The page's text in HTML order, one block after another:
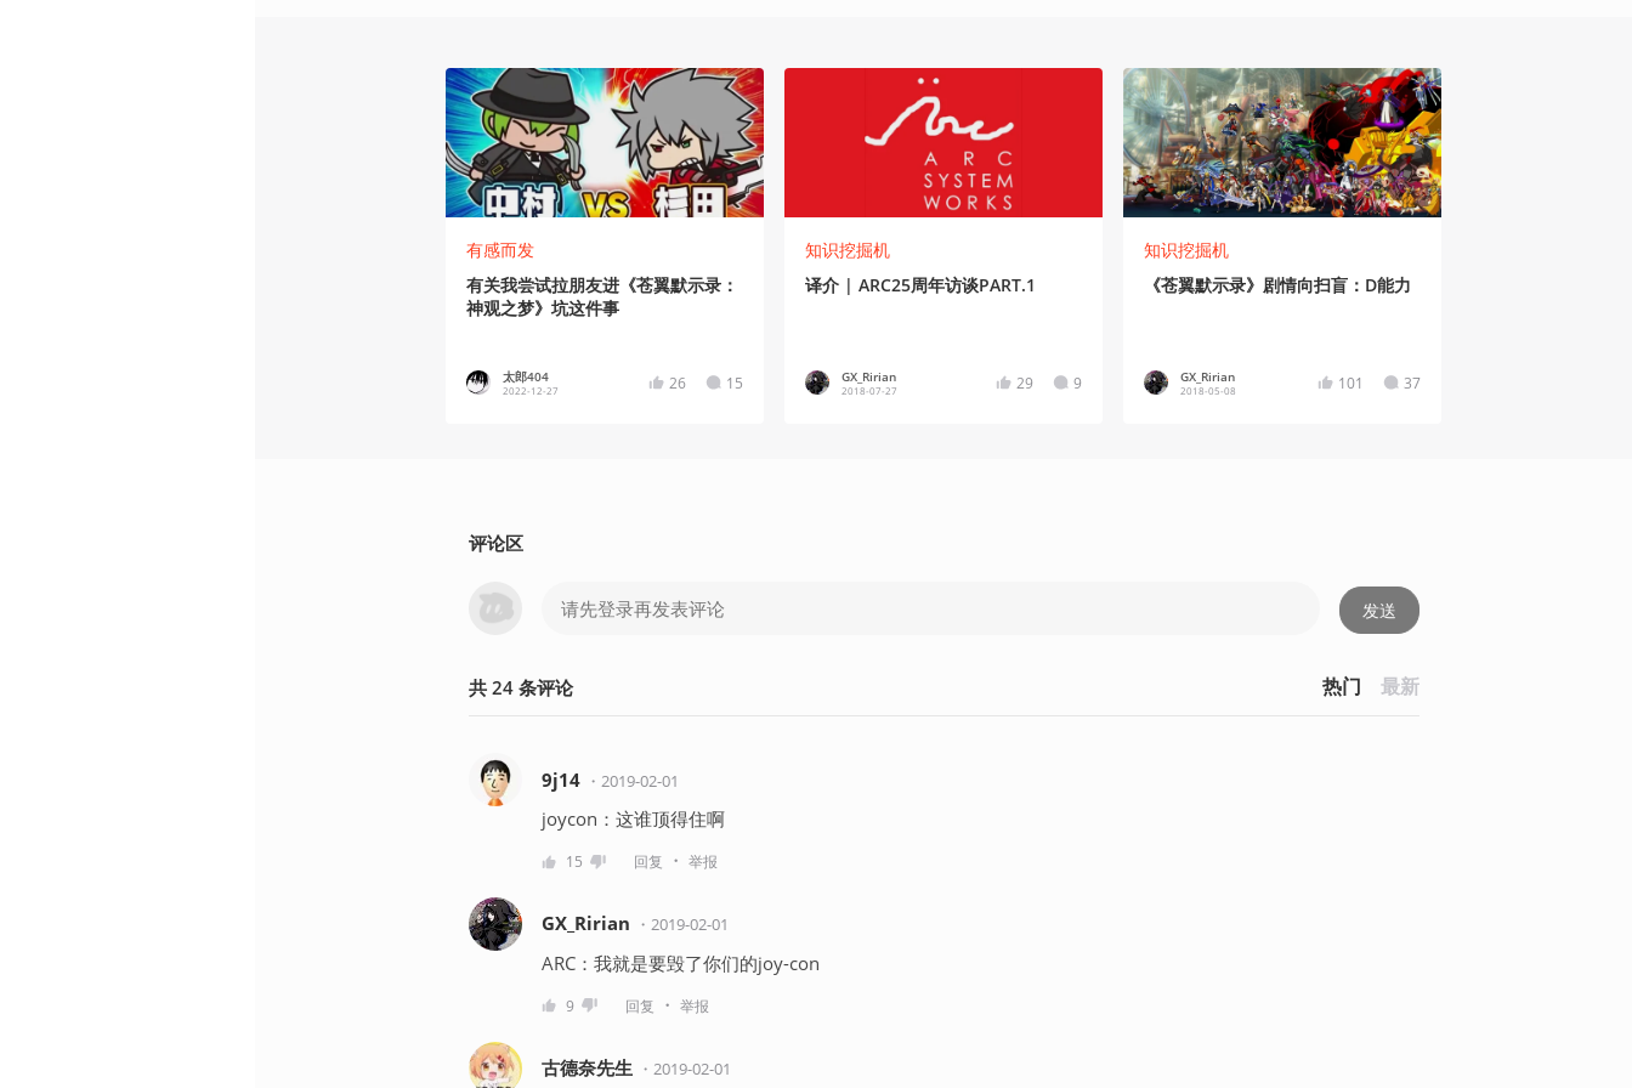
有感而发
有关我尝试拉朋友进《苍翼默示录：
神观之梦》坑这件事
太郎404
2022-12-27 26 15
知识挖掘机
译介 | ARC25周年访谈PART.1
GX_Ririan
2018-07-27 29 9
知识挖掘机
《苍翼默示录》剧情向扫盲：D能力
GX_Ririan
2018-05-08 101 37
评论区
发送
共 24条评论 热门 最新
9j14 ・ 2019-02-01
joycon：这谁顶得住啊
15 回复 ・ 举报
GX_Ririan ・ 2019-02-01
ARC：我就是要毁了你们的joy-con
9 回复 ・ 举报
古德奈先生 ・ 2019-02-01